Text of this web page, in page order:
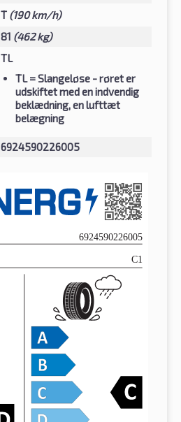
T (190 km/h)
81 (462 kg)
TL
TL= Slangeløse - røret er
udskiftet med en indvendig
beklædning, en lufttæt
belægning
6924590226005